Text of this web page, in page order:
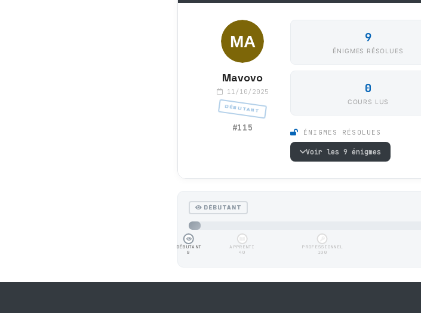
Mavovo
11/10/2025
DÉBUTANT
#115
9
ÉNIGMES RÉSOLUES
0
COURS LUS
ÉNIGMES RÉSOLUES
Voir les 9 énigmes
DÉBUTANT
DÉBUTANT
0
APPRENTI
40
PROFESSIONNEL
100